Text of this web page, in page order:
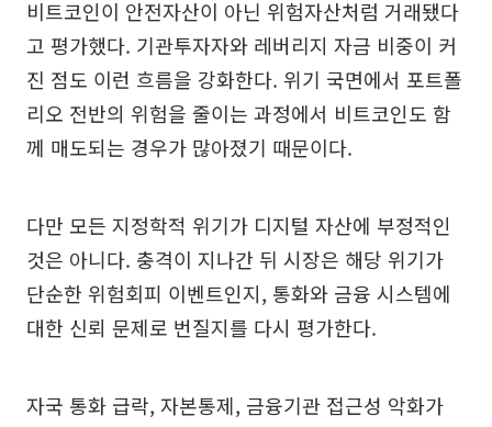
비트코인이 안전자산이 아닌 위험자산처럼 거래됐다
고 평가했다. 기관투자자와 레버리지 자금 비중이 커
진 점도 이런 흐름을 강화한다. 위기 국면에서 포트폴
리오 전반의 위험을 줄이는 과정에서 비트코인도 함
께 매도되는 경우가 많아졌기 때문이다.
다만 모든 지정학적 위기가 디지털 자산에 부정적인
것은 아니다. 충격이 지나간 뒤 시장은 해당 위기가
단순한 위험회피 이벤트인지, 통화와 금융 시스템에
대한 신뢰 문제로 번질지를 다시 평가한다.
자국 통화 급락, 자본통제, 금융기관 접근성 악화가